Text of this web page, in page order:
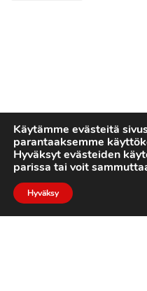
Käytämme evästeitä
parantaaksemme
Hyväksyt evästeiden
parissa tai voit
Hyväksy